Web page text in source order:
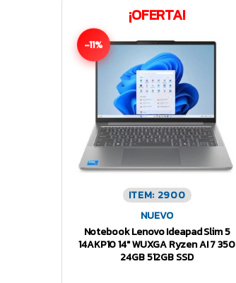
¡OFERTA!
-11%
ITEM: 2900
NUEVO
Notebook Lenovo Ideapad Slim 5
14AKP10 14″ WUXGA Ryzen AI 7 350
24GB 512GB SSD